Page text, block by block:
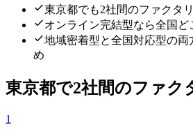
東京都でも2社間のファクタ
オンライン完結型なら全国
地域密着型と全国対応型の両
め
東京都で2社間のファク
1